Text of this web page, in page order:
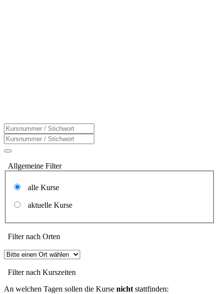
Allgemeine Filter
alle Kurse
aktuelle Kurse
Filter nach Orten
Filter nach Kurszeiten
An welchen Tagen sollen die Kurse nicht stattfinden: